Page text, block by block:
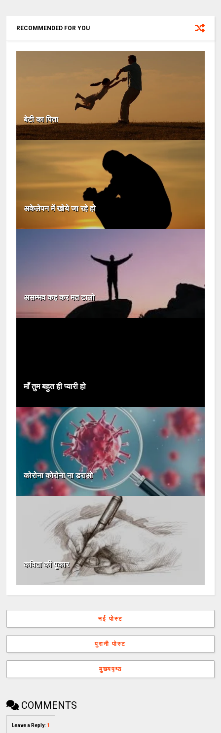
RECOMMENDED FOR YOU
बेटी का पिता
अकेलेपन में खोये जा रहे हो
असम्भव कह कर मत टालो
माँ तुम बहुत ही प्यारी हो
कोरोना कोरोना ना डराओ
कविता की पुकार
नई पोस्ट
पुरानी पोस्ट
मुख्यपृष्ठ
COMMENTS
Leave a Reply: 1